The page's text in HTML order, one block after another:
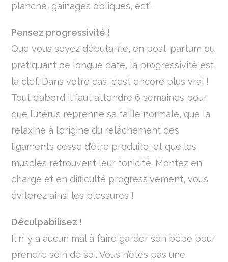
planche, gainages obliques, ect…
Pensez progressivité !
Que vous soyez débutante, en post-partum ou
pratiquant de longue date, la progressivité est
la clef. Dans votre cas, c’est encore plus vrai !
Tout d’abord il faut attendre 6 semaines pour
que l’utérus reprenne sa taille normale, que la
relaxine à l’origine du relâchement des
ligaments cesse d’être produite, et que les
muscles retrouvent leur tonicité. Montez en
charge et en difficulté progressivement, vous
éviterez ainsi les blessures !
Déculpabilisez !
Il n’ y a aucun mal à faire garder son bébé pour
prendre soin de soi. Vous n’êtes pas une